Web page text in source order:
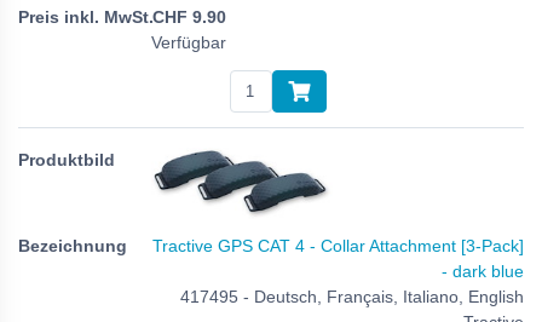
CHF 9.90
Verfügbar
Tractive GPS CAT 4 - Collar Attachment [3-Pack]
- dark blue
417495 - Deutsch, Français, Italiano, English